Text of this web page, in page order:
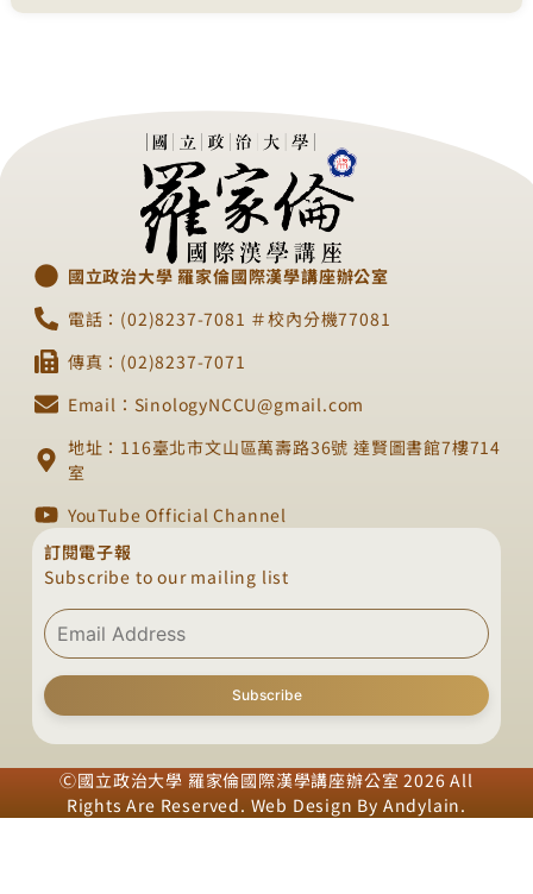
國立政治大學 羅家倫國際漢學講座辦公室
電話：(02)8237-7081 ＃校內分機77081
傳真：(02)8237-7071
Email：SinologyNCCU@gmail.com
地址：116臺北市文山區萬壽路36號 達賢圖書館7樓714
室
YouTube Official Channel
訂閱電子報
Subscribe to our mailing list
Subscribe
Ⓒ國立政治大學 羅家倫國際漢學講座辦公室 2026 All
Rights Are Reserved. Web Design By Andylain.